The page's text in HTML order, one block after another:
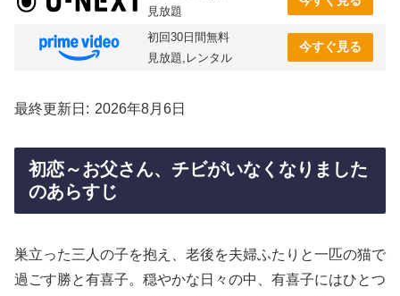
見放題
初回30日間無料
見放題,レンタル
今すぐ見る
最終更新日 2026年8月6日
初恋～お父さん、チビがいなくなりました
のあらすじ
巣立った三人の子を抱え、老後を夫婦ふたりと一匹の猫で
過ごす勝と有喜子。穏やかな日々の中、有喜子にはひとつ